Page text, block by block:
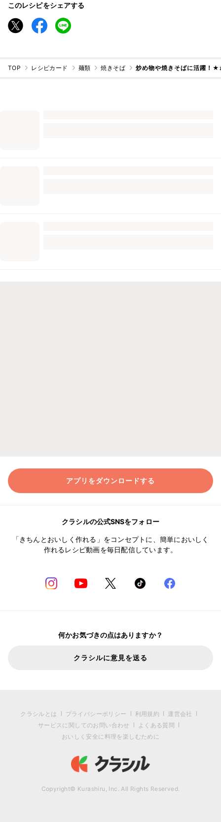
このレシピをシェアする
TOP レシピカード 麺類 焼きそば 炒め物や焼きそばに活躍！★
アプリをダウンロードする
クラシルの公式SNSをフォロー
「きちんとおいしく作れる」をコンセプトに、簡単においしく
作れるレシピ動画を毎日配信しています。
何かお気づきの点はありますか？
クラシルに意見を送る
クラシルとは プライバシーポリシー 利用規約
運営会社
サービスに関してのお問い合わせ
よくある質問
おいしく安全に料理を楽しむために
Copyright© Kurashiru, Inc. All Rights Reserved.